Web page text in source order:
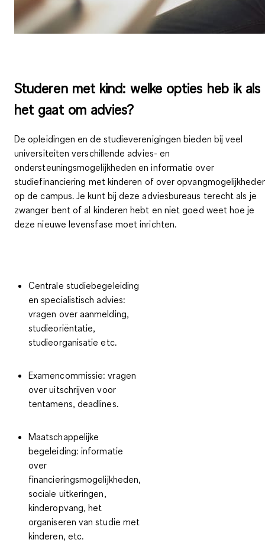
Studeren met kind: welke opties heb ik als
het gaat om advies?
De opleidingen en de studieverenigingen bieden bij veel
universiteiten verschillende advies- en
ondersteuningsmogelijkheden en informatie over
studiefinanciering met kinderen of over
op de campus. Je kunt bij deze adviesbureaus terecht als je
zwanger bent of al kinderen hebt en niet goed weet hoe je
deze nieuwe levensfase moet inrichten.
Centrale studiebegeleiding
en specialistisch advies:
vragen over aanmelding,
studieoriëntatie,
studieorganisatie etc.
Examencommissie:vragen
over uitschrijven voor
tentamens, deadlines.
Maatschappelijke
begeleiding:informatie
over
financieringsmogelijkheden,
sociale uitkeringen,
kinderopvang, het
organiseren van studie met
kinderen, etc.